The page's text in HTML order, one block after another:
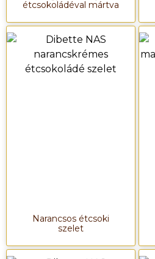
étcsokoládéval mártva
Narancsos étcsoki
szelet